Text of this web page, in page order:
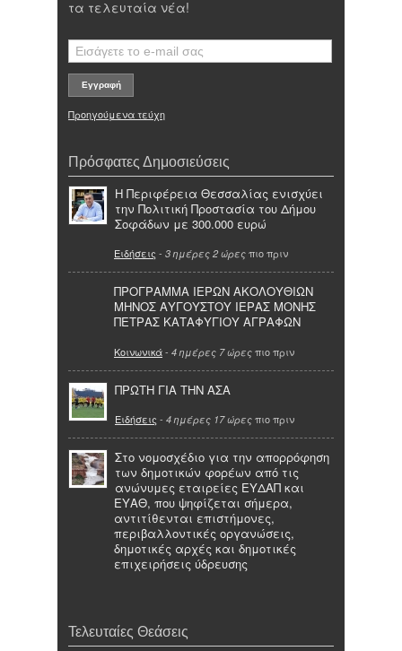
τα τελευταία νέα!
Προηγούμενα τεύχη
Πρόσφατες Δημοσιεύσεις
Η Περιφέρεια Θεσσαλίας ενισχύει
την Πολιτική Προστασία του Δήμου
Σοφάδων με 300.000 ευρώ
Ειδήσεις - 3 ημέρες 2 ώρες πιο πριν
ΠΡΟΓΡΑΜΜΑ ΙΕΡΩΝ ΑΚΟΛΟΥΘΙΩΝ
ΜΗΝΟΣ ΑΥΓΟΥΣΤΟΥ ΙΕΡΑΣ ΜΟΝΗΣ
ΠΕΤΡΑΣ ΚΑΤΑΦΥΓΙΟΥ ΑΓΡΑΦΩΝ
Κοινωνικά- 4 ημέρες 7 ώρες πιο πριν
ΠΡΩΤΗ ΓΙΑ ΤΗΝ ΑΣΑ
Ειδήσεις - 4 ημέρες 17 ώρες πιο πριν
Στο νομοσχέδιο για την απορρόφηση
των δημοτικών φορέων από τις
ανώνυμες εταιρείες ΕΥΔΑΠ και
ΕΥΑΘ, που ψηφίζεται σήμερα,
αντιτίθενται επιστήμονες,
περιβαλλοντικές οργανώσεις,
δημοτικές αρχές και δημοτικές
επιχειρήσεις ύδρευσης
Τελευταίες Θεάσεις